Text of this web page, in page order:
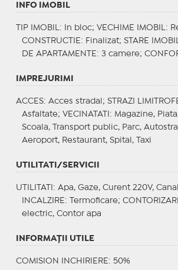
INFO IMOBIL
TIP IMOBIL : In bloc; VECHIME IMOBIL :
CONSTRUCTIE : Finalizat; STARE IMOBIL
DE APARTAMENTE : 3 camere;
IMPREJURIMI
ACCES: Acces stradal; STRAZI
Asfaltate; VECINATATI : Magazine,
Scoala, Transport public, Parc,
Aeroport, Restaurant, Spital, Taxi
UTILITATI/SERVICII
UTILITATI : Apa, Gaze, Curent 220V,
INCALZIRE : Termoficare;
electric, Contor apa
INFORMAŢII UTILE
COMISION INCHIRIERE: 50%